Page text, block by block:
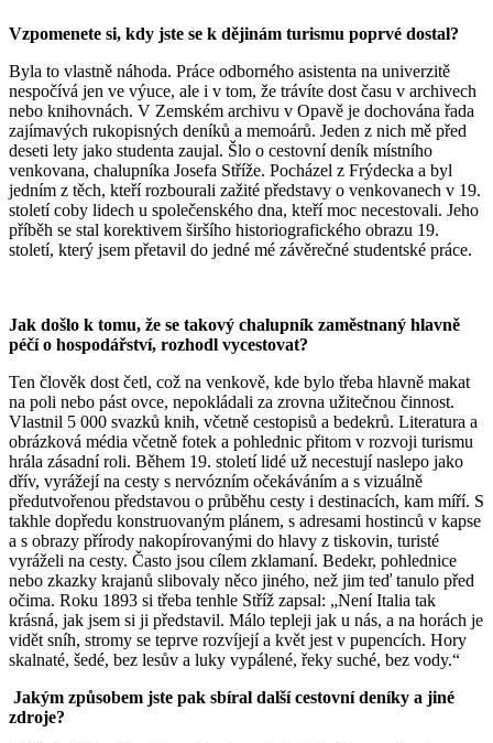
Vzpomenete si, kdy jste se k dějinám turismu poprvé dostal?
Byla to vlastně náhoda. Práce odborného asistenta na univerzitě
nespočívá jen ve výuce, ale i v tom, že trávíte dost času v archivech
nebo knihovnách. V Zemském archivu v Opavě je dochována řada
zajímavých rukopisných deníků a memoárů. Jeden z nich mě před
deseti lety jako studenta zaujal. Šlo o cestovní deník místního
venkovana, chalupníka Josefa Stříže. Pocházel z Frýdecka a byl
jedním z těch, kteří rozbourali zažité představy o venkovanech v 19.
století coby lidech u společenského dna, kteří moc necestovali. Jeho
příběh se stal korektivem širšího historiografického obrazu 19.
století, který jsem přetavil do jedné mé závěrečné studentské práce.
Jak došlo k tomu, že se takový chalupník zaměstnaný hlavně
péčí o hospodářství, rozhodl vycestovat?
Ten člověk dost četl, což na venkově, kde bylo třeba hlavně makat
na poli nebo pást ovce, nepokládali za zrovna užitečnou činnost.
Vlastnil 5 000 svazků knih, včetně cestopisů a bedekrů. Literatura a
obrázková média včetně fotek a pohlednic přitom v rozvoji turismu
hrála zásadní roli. Během 19. století lidé už necestují naslepo jako
dřív, vyrážejí na cesty s nervózním očekáváním a s vizuálně
předutvořenou představou o průběhu cesty i destinacích, kam míří. S
takhle dopředu konstruovaným plánem, s adresami hostinců v kapse
a s obrazy přírody nakopírovanými do hlavy z tiskovin, turisté
vyráželi na cesty. Často jsou cílem zklamaní. Bedekr, pohlednice
nebo zkazky krajanů slibovaly něco jiného, než jim teď tanulo před
očima. Roku 1893 si třeba tenhle Stříž zapsal: „Není Italia tak
krásná, jak jsem si ji představil. Málo tepleji jak u nás, a na horách je
vidět sníh, stromy se teprve rozvíjejí a květ jest v pupencích. Hory
skalnaté, šedé, bez lesův a luky vypálené, řeky suché, bez vody.“
Jakým způsobem jste pak sbíral další cestovní deníky a jiné
zdroje?